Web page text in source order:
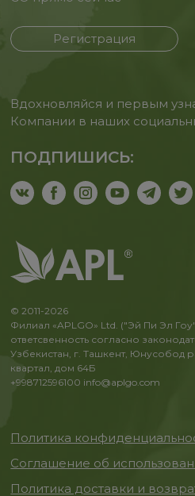
Регистрация
Вдохновляйся и первым
Компании в наших
ПОДПИШИСЬ:
© 2011-2026
Филиал «APLGO» Ltd. ("Эй Пи Эл
ответсвенность согласно
Узбекистан, г. Ташкент, Юнусобод
квартал, дом 64Б
+998712596100 info@aplgo.com
Политика
Соглашение об
Политика доставки и